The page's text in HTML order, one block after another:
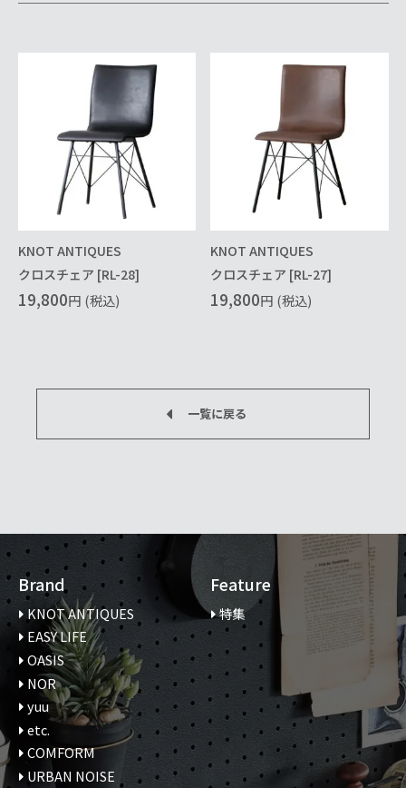
KNOT ANTIQUES
クロスチェア [RL-28]
19,800円 (税込)
KNOT ANTIQUES
クロスチェア [RL-27]
19,800円 (税込)
一覧に戻る
Brand
KNOT ANTIQUES
EASY LIFE
OASIS
NOR
yuu
etc.
COMFORM
URBAN NOISE
Feature
特集